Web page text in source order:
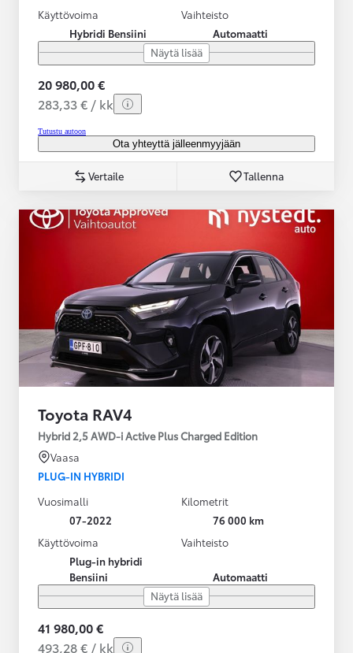
Käyttövoima
Hybridi Bensiini
Vaihteisto
Automaatti
Näytä lisää
20 980,00 €
283,33 € / kk
Tutustu autoon
Ota yhteyttä jälleenmyyjään
Vertaile Tallenna
Toyota RAV4
Hybrid 2,5 AWD-i Active Plus Charged Edition
Vaasa
PLUG-IN HYBRIDI
Vuosimalli
07-2022
Kilometrit
76 000 km
Käyttövoima
Plug-in hybridi
Bensiini
Vaihteisto
Automaatti
Näytä lisää
41 980,00 €
493,28 € / kk